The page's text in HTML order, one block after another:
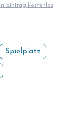
Eintrag kostenlos
Spielplatz